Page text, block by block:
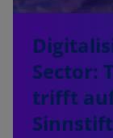
Sector:
trifft